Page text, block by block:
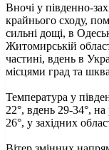
Вночі у південно-
крайнього сходу,
сильні дощі, в
Житомирській
частині, вдень в
місцями град та
Температура у
22°, вдень 29-34°, на
26°, у західних